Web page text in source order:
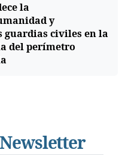
la
y
guardias civiles en la
del perímetro